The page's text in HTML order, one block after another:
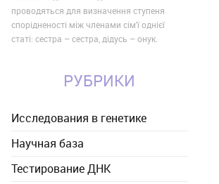
проводяться для визначення ступеня
спорідненості між членами сім'ї однієї
статі: сестра – сестра, дідусь – онук.
РУБРИКИ
Исследования в генетике
Научная база
Тестирование ДНК